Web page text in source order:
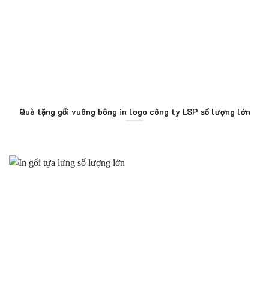
Quà tặng gối vuông bông in logo công ty LSP số lượng lớn